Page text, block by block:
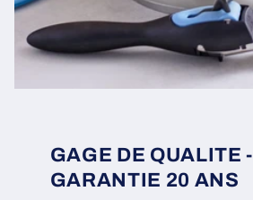
GAGE DE QUALITE -
GARANTIE 20 ANS